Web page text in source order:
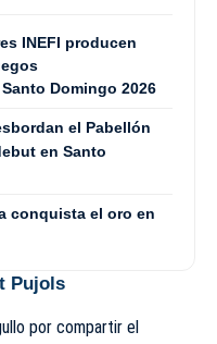
INEFI producen
Domingo 2026
el Pabellón
en Santo
conquista el oro en
Pujols
por compartir el